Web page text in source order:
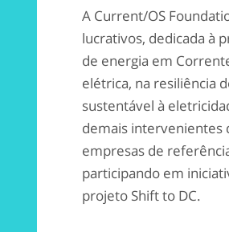
A Current/OS
lucrativos, dedicada à
de energia em
elétrica, na resiliência
sustentável à
demais intervenientes
empresas de
participando em
projeto Shift to DC.